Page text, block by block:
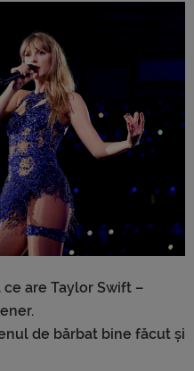
are Taylor Swift –
de bărbat bine făcut și